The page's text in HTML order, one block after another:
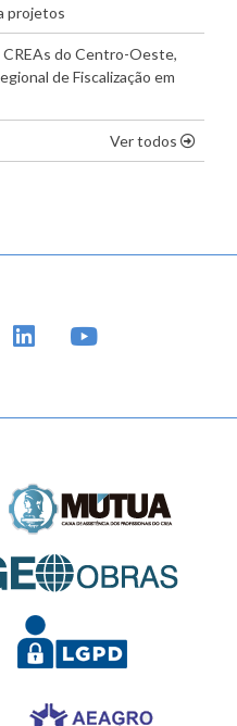
projetos
do Centro-Oeste,
de Fiscalização em
Ver todos os
LINKEDIN